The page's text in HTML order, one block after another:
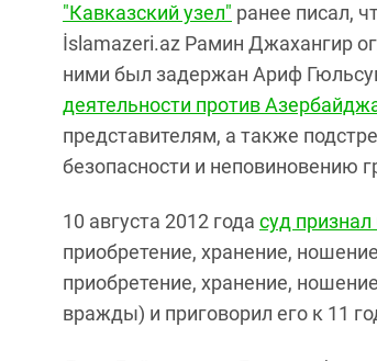
"Кавказский узел" ранее писал,
İslamazeri.az Рамин Джахангир
ними был задержан Ариф
деятельности против
представителям, а также
безопасности и неповиновению
10 августа 2012 года суд
приобретение, хранение,
приобретение, хранение,
вражды) и приговорил его к 11